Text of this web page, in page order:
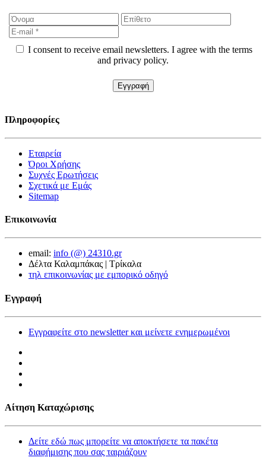
I consent to receive email newsletters. I agree with the terms
and privacy policy.
Πληροφορίες
Εταιρεία
Όροι Χρήσης
Συχνές Ερωτήσεις
Σχετικά με Εμάς
Sitemap
Επικοινωνία
email: info (@) 24310.gr
Δέλτα Καλαμπάκας | Τρίκαλα
τηλ επικοινωνίας με εμπορικό οδηγό
Εγγραφή
Εγγραφείτε στο newsletter και μείνετε ενημερωμένοι
Αίτηση Καταχώρισης
Δείτε εδώ πως μπορείτε να αποκτήσετε τα πακέτα
διαφήμισης που σας ταιριάζουν